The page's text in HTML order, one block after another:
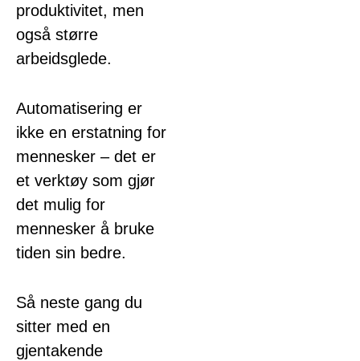
produktivitet, men
også større
arbeidsglede.
Automatisering er
ikke en erstatning for
mennesker – det er
et verktøy som gjør
det mulig for
mennesker å bruke
tiden sin bedre.
Så neste gang du
sitter med en
gjentakende